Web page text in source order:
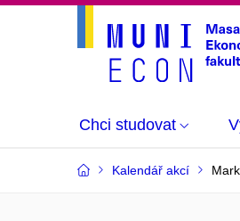
Chci studovat
Kalendář akcí